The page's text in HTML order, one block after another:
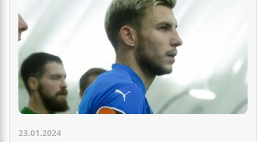
23.01.2024